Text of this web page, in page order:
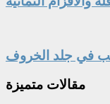
في جلد الخروف
مقالات متميزة